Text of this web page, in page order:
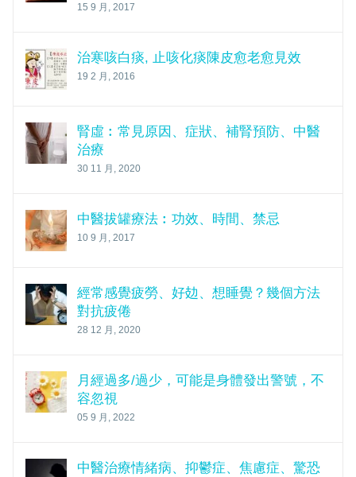
15 9 月, 2017
治寒咳白痰, 止咳化痰陳皮愈老愈見效
19 2 月, 2016
腎虛︰常見原因、症狀、補腎預防、中醫
治療
30 11 月, 2020
中醫拔罐療法︰功效、時間、禁忌
10 9 月, 2017
經常感覺疲勞、好攰、想睡覺？幾個方法
對抗疲倦
28 12 月, 2020
月經過多/過少，可能是身體發出警號，不
容忽視
05 9 月, 2022
中醫治療情緒病、抑鬱症、焦慮症、驚恐